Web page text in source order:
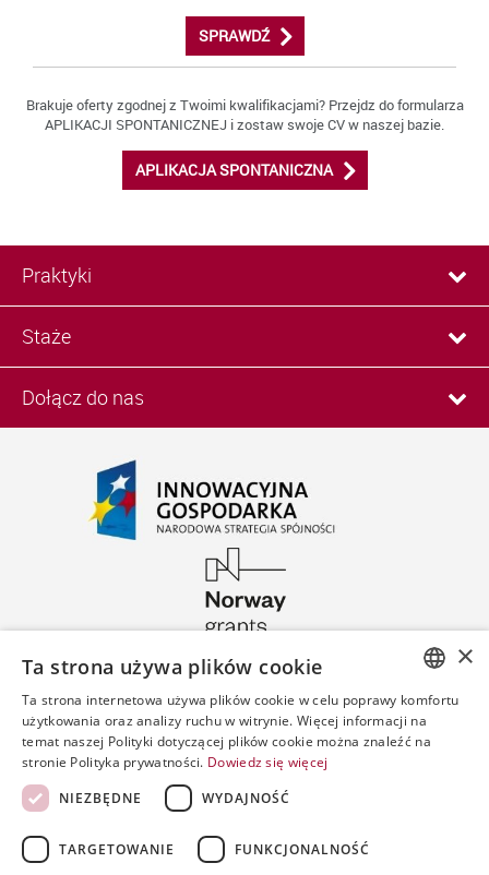
SPRAWDŹ
Brakuje oferty zgodnej z Twoimi kwalifikacjami? Przejdz do formularza
APLIKACJI SPONTANICZNEJ i zostaw swoje CV w naszej bazie.
APLIKACJA SPONTANICZNA
Praktyki
Staże
Dołącz do nas
ENGLISH
×
Ta strona używa plików cookie
Ta strona internetowa używa plików cookie w celu poprawy komfortu
użytkowania oraz analizy ruchu w witrynie. Więcej informacji na
temat naszej Polityki dotyczącej plików cookie można znaleźć na
stronie Polityka prywatności. Dowiedz się więcej
NIEZBĘDNE
WYDAJNOŚĆ
TARGETOWANIE FUNKCJONALNOŚĆ